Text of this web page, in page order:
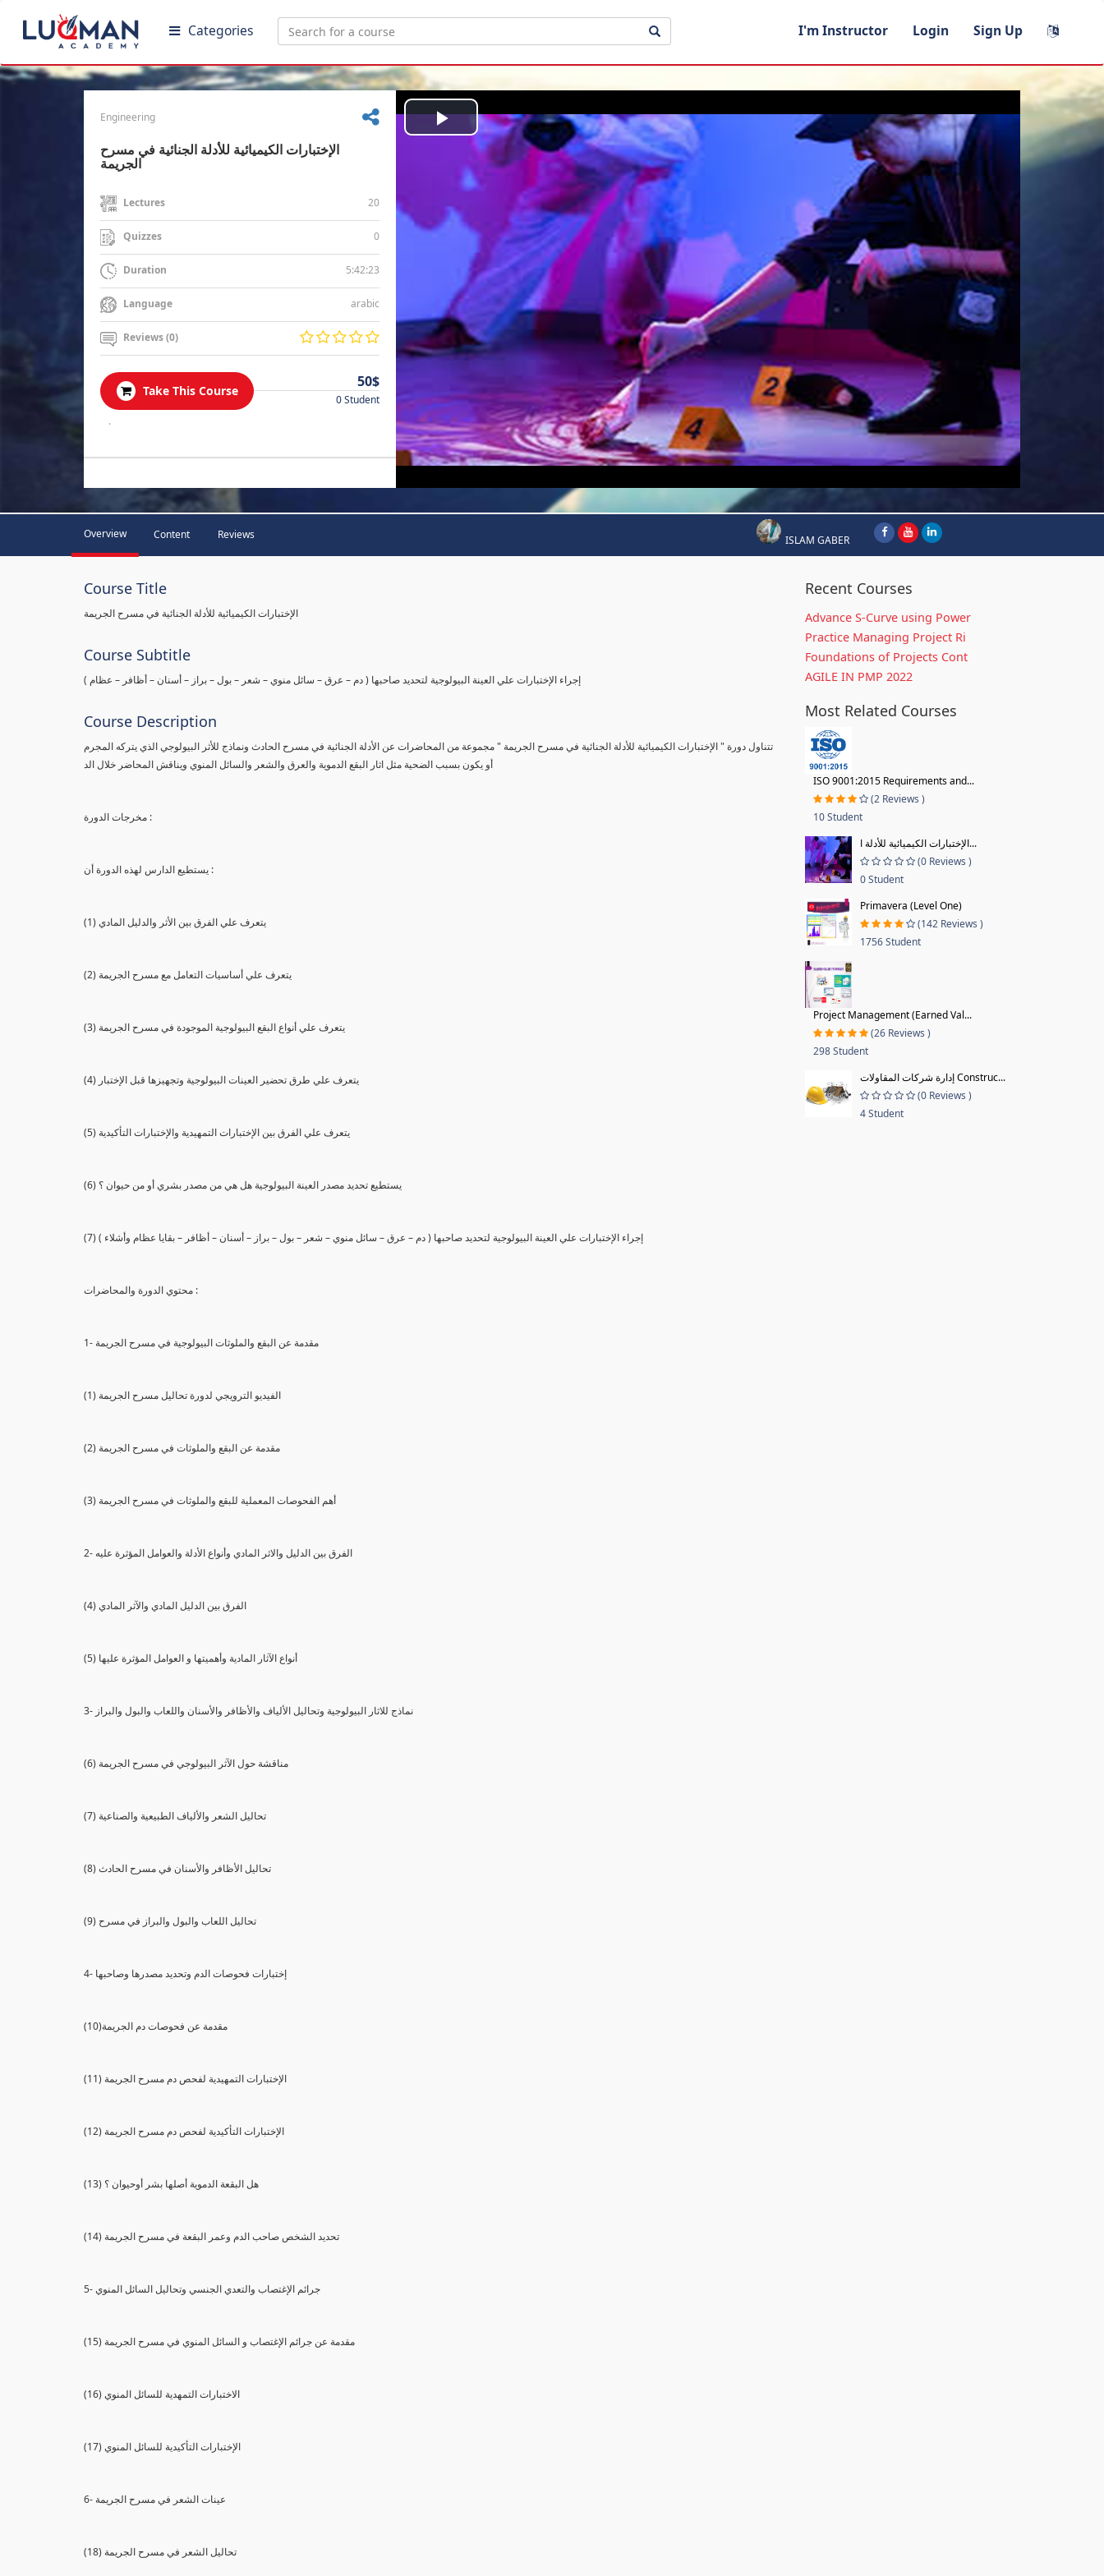
Categories I'm Instructor Login Sign Up
Engineering
الإختبارات الكيميائية للأدلة الجنائية في مسرح
الجريمة
Lectures 20
Quizzes 0
Duration 5:42:23
Language arabic
Reviews (0)
Take This Course
50$
0 Student
.
Play
Video
Overview Content Reviews ISLAM GABER
Course Title
الإختبارات الكيميائية للأدلة الجنائية في مسرح الجريمة
Course Subtitle
( إجراء الإختبارات علي العينة البيولوجية لتحديد صاحبها ( دم – عرق – سائل منوي – شعر – بول – براز – أسنان – أظافر – عظام
Course Description
تتناول دورة " الإختبارات الكيميائية للأدلة الجنائية في مسرح الجريمة " مجموعة من المحاضرات عن الأدلة الجنائية في مسرح الحادث ونماذج للأثر البيولوجي الذي يتركه المجرم
أو يكون بسبب الضحية مثل اثار البقع الدموية والعرق والشعر والسائل المنوي ويناقش المحاضر خلال الد
مخرجات الدورة :
يستطيع الدارس لهذه الدورة أن :
(1) يتعرف علي الفرق بين الأثر والدليل المادي
(2) يتعرف علي أساسيات التعامل مع مسرح الجريمة
(3) يتعرف علي أنواع البقع البيولوجية الموجودة في مسرح الجريمة
(4) يتعرف علي طرق تحضير العينات البيولوجية وتجهيزها قبل الإختبار
(5) يتعرف علي الفرق بين الإختبارات التمهيدية والإختبارات التأكيدية
(6) يستطيع تحديد مصدر العينة البيولوجية هل هي من مصدر بشري أو من حيوان ؟
(7) إجراء الإختبارات علي العينة البيولوجية لتحديد صاحبها ( دم – عرق – سائل منوي – شعر – بول – براز – أسنان – أظافر – بقايا عظام وأشلاء )
محتوي الدورة والمحاضرات :
1- مقدمة عن البقع والملوثات البيولوجية في مسرح الجريمة
(1) الفيديو الترويجي لدورة تحاليل مسرح الجريمة
(2) مقدمة عن البقع والملوثات في مسرح الجريمة
(3) أهم الفحوصات المعملية للبقع والملوثات في مسرح الجريمة
2- الفرق بين الدليل والاثر المادي وأنواع الأدلة والعوامل المؤثرة عليه
(4) الفرق بين الدليل المادي والآثر المادي
(5) أنواع الآثار المادية وأهميتها و العوامل المؤثرة عليها
3- نماذج للاثار البيولوجية وتحاليل الألياف والأظافر والأسنان واللعاب والبول والبراز
(6) مناقشة حول الآثر البيولوجي في مسرح الجريمة
(7) تحاليل الشعر والألياف الطبيعية والصناعية
(8) تحاليل الأظافر والأسنان في مسرح الحادث
(9) تحاليل اللعاب والبول والبراز في مسرح
4- إختبارات فحوصات الدم وتحديد مصدرها وصاحبها
(10)مقدمة عن فحوصات دم الجريمة
(11) الإختبارات التمهيدية لفحص دم مسرح الجريمة
(12) الإختبارات التأكيدية لفحص دم مسرح الجريمة
(13) هل البقعة الدموية أصلها بشر أوحيوان ؟
(14) تحديد الشخص صاحب الدم وعمر البقعة في مسرح الجريمة
5- جرائم الإغتصاب والتعدي الجنسي وتحاليل السائل المنوي
(15) مقدمة عن جرائم الإغتصاب و السائل المنوي في مسرح الجريمة
(16) الاختبارات التمهدية للسائل المنوي
(17) الإختبارات التأكيدية للسائل المنوي
6- عينات الشعر في مسرح الجريمة
(18) تحاليل الشعر في مسرح الجريمة
Recent Courses
Advance S-Curve using Power
Practice Managing Project Ri
Foundations of Projects Cont
AGILE IN PMP 2022
Most Related Courses
ISO 9001:2015 Requirements and...
(2 Reviews )
10 Student
الإختبارات الكيميائية للأدلة ا...
(0 Reviews )
0 Student
Primavera (Level One)
(142 Reviews )
1756 Student
Project Management (Earned Val...
(26 Reviews )
298 Student
إدارة شركات المقاولات Construc...
(0 Reviews )
4 Student